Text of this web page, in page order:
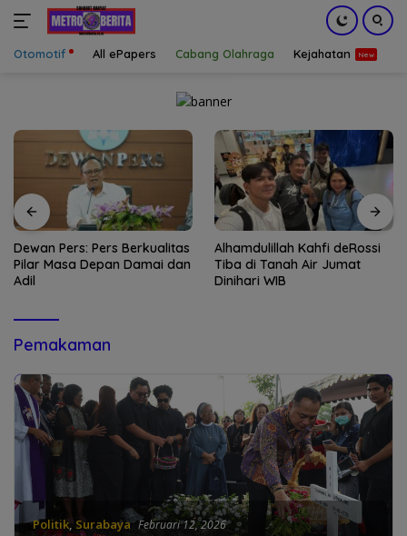
Otomotif All ePapers Cabang Olahraga Kejahatan
Dewan Pers: Pers Berkualitas
Pilar Masa Depan Damai dan
Adil
Alhamdulillah Kahfi deRossi
Tiba di Tanah Air Jumat
Dinihari WIB
Pemakaman
Politik, Surabaya Februari 12, 2026